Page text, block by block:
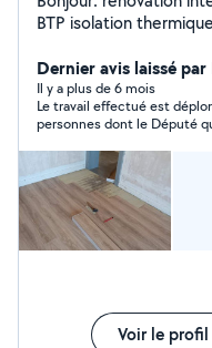
BTP isolation
Dernier avis laissé
Il y a plus de 6 mois
Le travail effectué est
personnes dont le Député
500£ puis proposer 1 300£
travail fourni, j'ai payé
cours !!! En résumé je me
Voir le profil